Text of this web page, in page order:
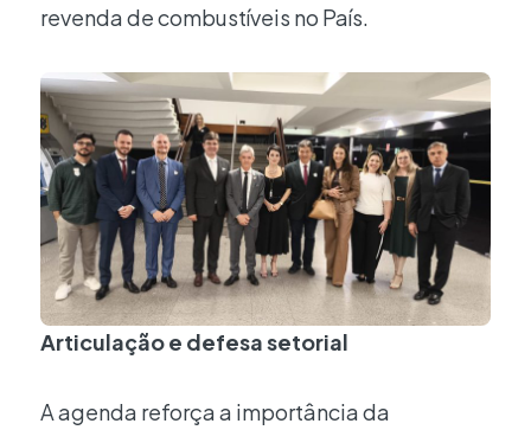
revenda de combustíveis no País.
Articulação e defesa setorial
A agenda reforça a importância da